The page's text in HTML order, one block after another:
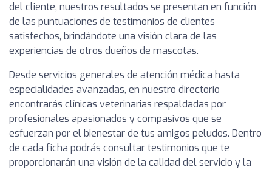
del cliente, nuestros resultados se presentan en función
de las puntuaciones de testimonios de clientes
satisfechos, brindándote una visión clara de las
experiencias de otros dueños de mascotas.
Desde servicios generales de atención médica hasta
especialidades avanzadas, en nuestro directorio
encontrarás clínicas veterinarias respaldadas por
profesionales apasionados y compasivos que se
esfuerzan por el bienestar de tus amigos peludos. Dentro
de cada ficha podrás consultar testimonios que te
proporcionarán una visión de la calidad del servicio y la